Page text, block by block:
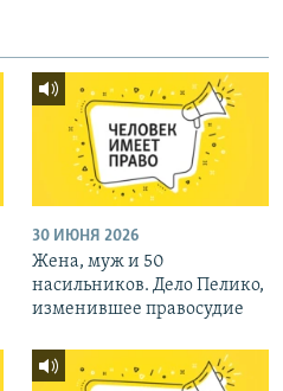
30 ИЮНЯ 2026
Жена, муж и 50
насильников. Дело Пелико,
изменившее правосудие